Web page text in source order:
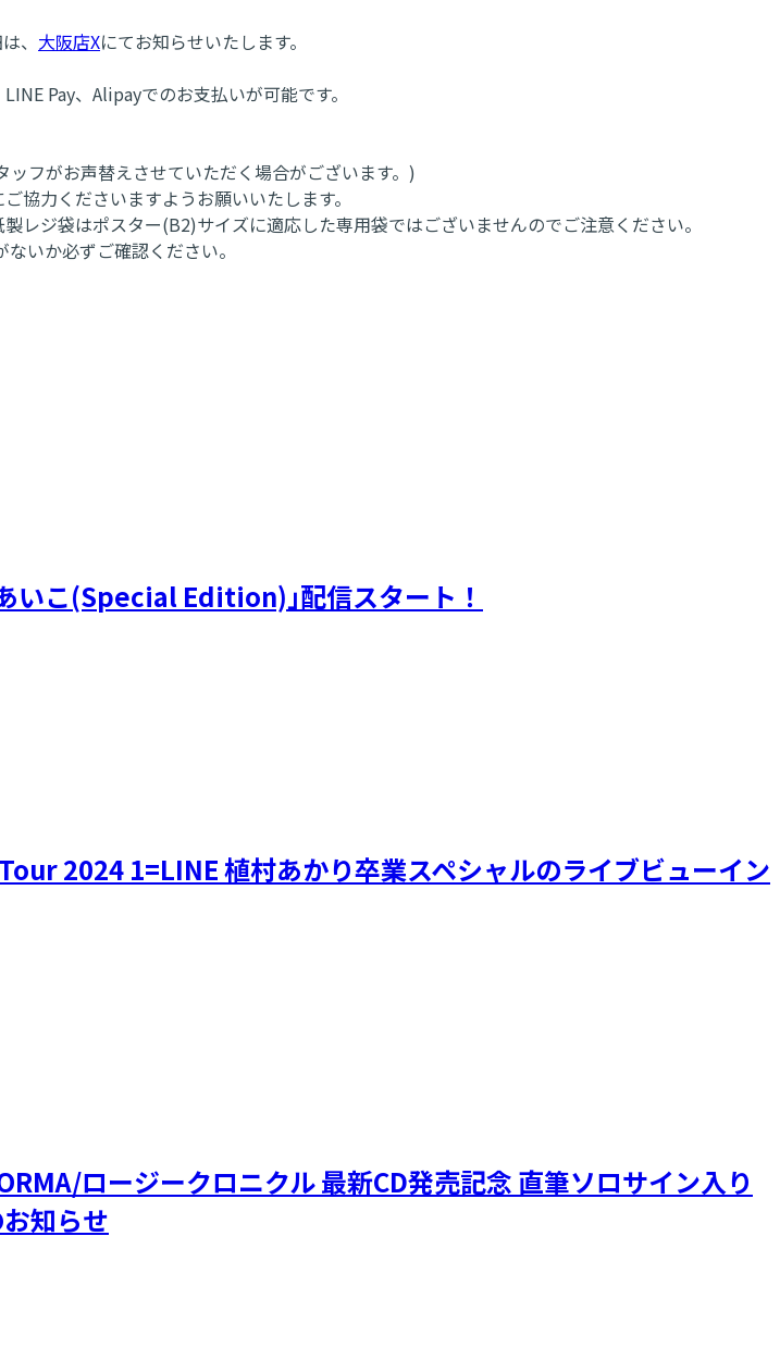
、 大阪店Xにてお知らせいたします。
Pay、Alipayでのお支払いが可能です。
フがお声替えさせていただく場合がございます。)
力くださいますようお願いいたします。
ジ袋はポスター(B2)サイズに適応した専用袋ではございませんのでご注意ください。
いか必ずご確認ください。
こ(Special Edition)｣配信スタート！
2024 1=LINE 植村あかり卒業スペシャルのライブビューイン
ロージークロニクル 最新CD発売記念 直筆ソロサイン入り
知らせ